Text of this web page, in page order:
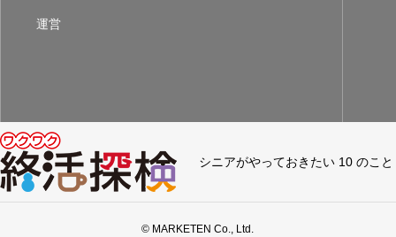
運営
シニアがやっておきたい 10 のこと
© MARKETEN Co., Ltd.